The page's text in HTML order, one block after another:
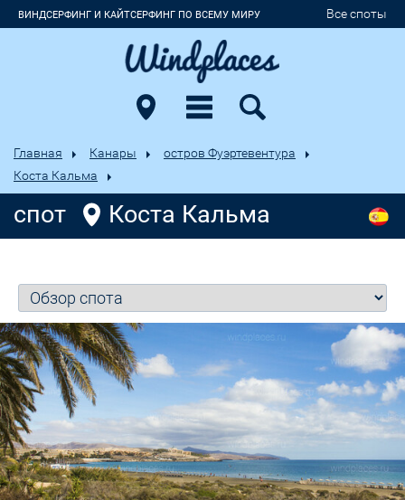
ВИНДСЕРФИНГ И КАЙТСЕРФИНГ ПО ВСЕМУ МИРУ Все споты
Главная Канары
остров Фуэртевентура
Коста Кальма
спот Коста Кальма